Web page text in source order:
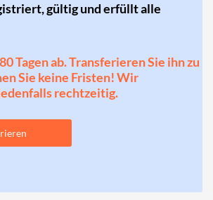
gültig und erfüllt alle
Tagen ab. Transferieren Sie ihn zu
Sie keine Fristen! Wir
rechtzeitig.